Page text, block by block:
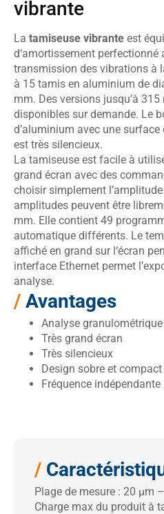
vibrante
La tamiseuse vibrante est
d‘amortissement perfectionné
transmission des vibrations à
à 15 tamis en aluminium de
mm. Des versions jusqu’à
disponibles sur demande. Le
d’aluminium avec une
est très silencieux.
La tamiseuse est facile à
grand écran avec des
choisir simplement
amplitudes peuvent être
mm. Elle contient 49
automatique différents. Le
affiché en grand sur l‘écran
interface Ethernet permet
analyse.
/ Avantages
Analyse
Très grand écran
Très silencieux
Design sobre et compact
Fréquence
/
Plage de mesure : 20 μm
Charge max du produit à